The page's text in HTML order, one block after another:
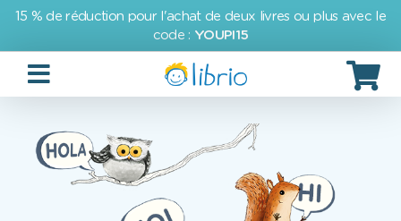
15 % de réduction pour l'achat de deux livres ou plus avec le
code : YOUPI15